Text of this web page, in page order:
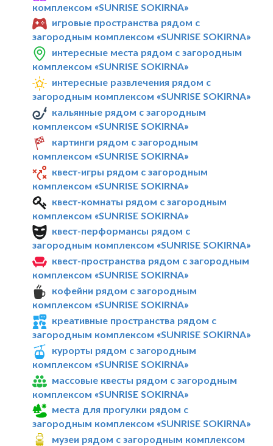
комплексом «SUNRISE SOKIRNA»
игровые пространства рядом с
загородным комплексом «SUNRISE SOKIRNA»
интересные места рядом с загородным
комплексом «SUNRISE SOKIRNA»
интересные развлечения рядом с
загородным комплексом «SUNRISE SOKIRNA»
кальянные рядом с загородным
комплексом «SUNRISE SOKIRNA»
картинги рядом с загородным
комплексом «SUNRISE SOKIRNA»
квест-игры рядом с загородным
комплексом «SUNRISE SOKIRNA»
квест-комнаты рядом с загородным
комплексом «SUNRISE SOKIRNA»
квест-перформансы рядом с
загородным комплексом «SUNRISE SOKIRNA»
квест-пространства рядом с загородным
комплексом «SUNRISE SOKIRNA»
кофейни рядом с загородным
комплексом «SUNRISE SOKIRNA»
креативные пространства рядом с
загородным комплексом «SUNRISE SOKIRNA»
курорты рядом с загородным
комплексом «SUNRISE SOKIRNA»
массовые квесты рядом с загородным
комплексом «SUNRISE SOKIRNA»
места для прогулки рядом с
загородным комплексом «SUNRISE SOKIRNA»
музеи рядом с загородным комплексом